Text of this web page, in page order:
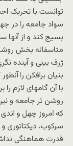
توانست با تحریک
سواد جامعه را در
بسیج کند و از آنها
متاسفانه بخش
ژرف بینی و آینده
بنیان برافکن را
با آن گامهای لازم
روشن تر جامعه و
که امروز چهل و
سرکوب، دیکتاتوری
قدرت هماهنگی